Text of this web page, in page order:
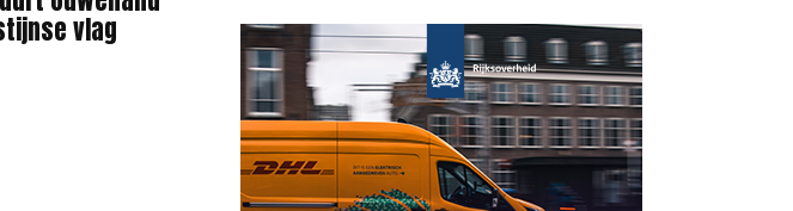
vlag